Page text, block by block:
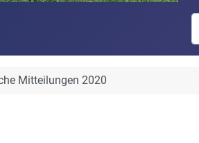
Mitteilungen 2020